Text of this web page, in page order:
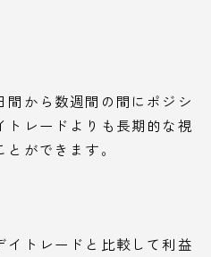
間から数週間の間にポジシ
トレードよりも長期的な視
ができます。
イトレードと比較して利益